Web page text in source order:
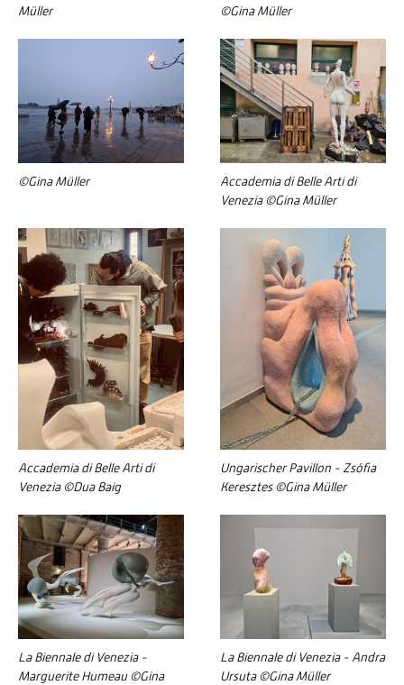
Müller
©Gina Müller
©Gina Müller
Accademia di Belle Arti di
Venezia ©Gina Müller
Accademia di Belle Arti di
Venezia ©Dua Baig
Ungarischer Pavillon - Zsófia
Keresztes ©Gina Müller
La Biennale di Venezia -
Marguerite Humeau ©Gina
La Biennale di Venezia - Andra
Ursuta ©Gina Müller